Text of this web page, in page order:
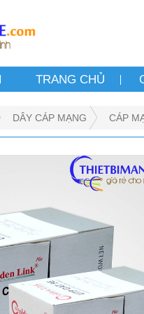
TRANG CHỦ
DÂY CÁP MẠNG CÁP